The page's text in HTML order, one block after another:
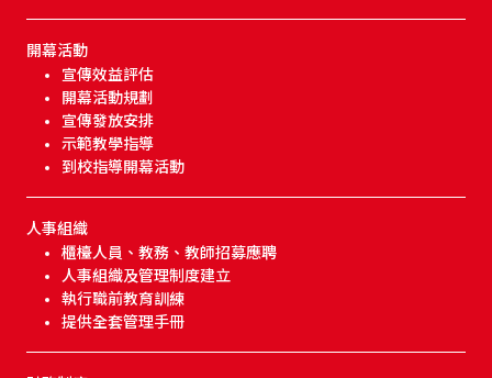
開幕活動
宣傳效益評估
開幕活動規劃
宣傳發放安排
示範教學指導
到校指導開幕活動
人事組織
櫃檯人員、教務、教師招募應聘
人事組織及管理制度建立
執行職前教育訓練
提供全套管理手冊